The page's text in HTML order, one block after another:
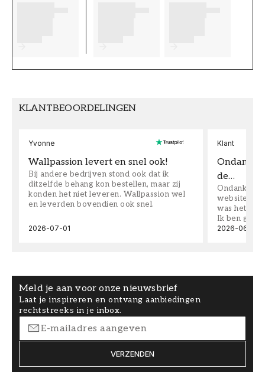
KLANTBEOORDELINGEN
Yvonne
Wallpassion levert en snel ook!
Bij andere bedrijven stond ook dat ik
ditzelfde behang kon bestellen, maar zij
konden het niet leveren. Wallpassion wel
en leverden bovendien ook snel.
2026-07-01
Klant
Ondanks
de…
Ondanks
website
was het
Ik ben
2026-06-08
Meld je aan voor onze nieuwsbrief
Laat je inspireren en ontvang aanbiedingen
rechtstreeks in je inbox.
VERZENDEN